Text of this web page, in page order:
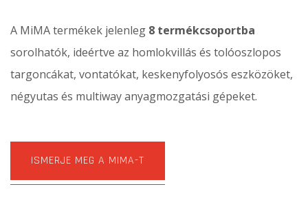
A MiMA termékek jelenleg 8 termékcsoportba
sorolhatók, ideértve az homlokvillás és tolóoszlopos
targoncákat, vontatókat, keskenyfolyosós eszközöket,
négyutas és multiway anyagmozgatási gépeket.
ISMERJE MEG A MIMA-T